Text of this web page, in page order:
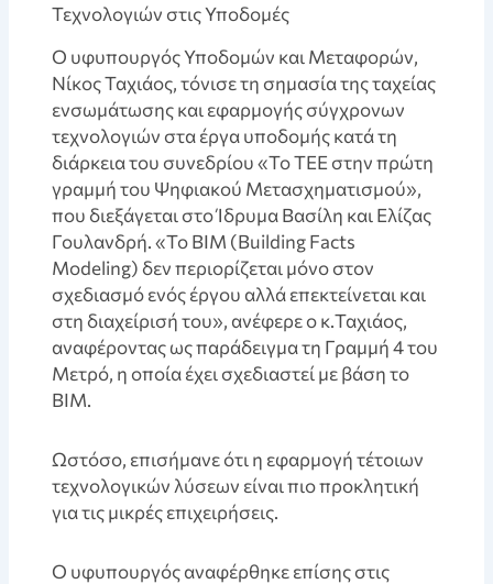
Τεχνολογιών στις Υποδομές
Ο υφυπουργός Υποδομών και Μεταφορών,
Νίκος Ταχιάος, τόνισε τη σημασία της ταχείας
ενσωμάτωσης και εφαρμογής σύγχρονων
τεχνολογιών στα έργα υποδομής κατά τη
διάρκεια του συνεδρίου «Το ΤΕΕ στην πρώτη
γραμμή του Ψηφιακού Μετασχηματισμού»,
που διεξάγεται στο Ίδρυμα Βασίλη και Ελίζας
Γουλανδρή. «Το BIM (Building Facts
Modeling) δεν περιορίζεται μόνο στον
σχεδιασμό ενός έργου αλλά επεκτείνεται και
στη διαχείρισή του», ανέφερε ο κ.Ταχιάος,
αναφέροντας ως παράδειγμα τη Γραμμή 4 του
Μετρό, η οποία έχει σχεδιαστεί με βάση το
BIM.
Ωστόσο, επισήμανε ότι η εφαρμογή τέτοιων
τεχνολογικών λύσεων είναι πιο προκλητική
για τις μικρές επιχειρήσεις.
Ο υφυπουργός αναφέρθηκε επίσης στις